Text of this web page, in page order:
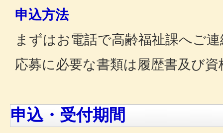
申込方法
まずはお電話で高齢福祉課へご
応募に必要な書類は履歴書及び
申込・受付期間